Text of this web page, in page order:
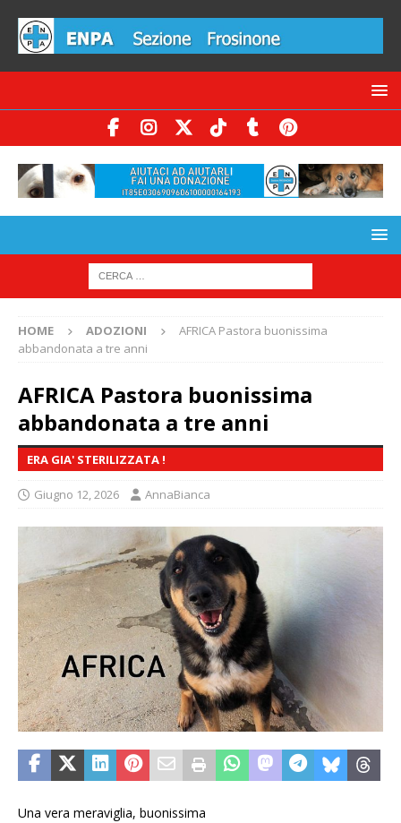
HOME ADOZIONI
AFRICA Pastora buonissima
abbandonata a tre anni
AFRICA Pastora buonissima
abbandonata a tre anni
ERA GIA' STERILIZZATA !
Giugno 12, 2026 AnnaBianca
Una vera meraviglia, buonissima